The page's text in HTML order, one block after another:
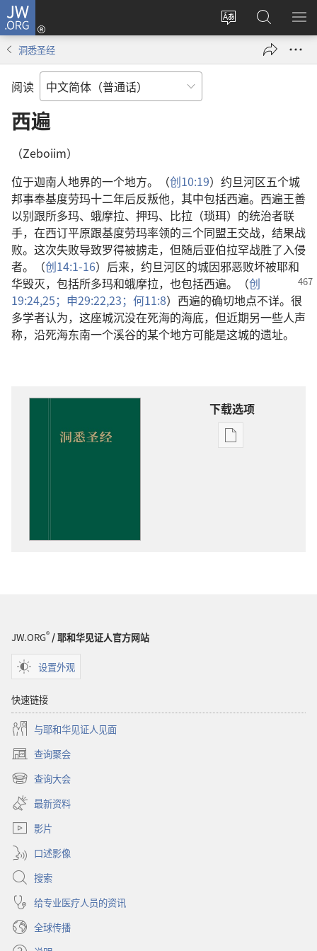
JW.ORG
更
登
录
（打
搜
索
JW.ORG
显
洞悉圣经
阅读
西遍
（Zeboiim）
位于迦南人地界的一个地方。（创10:19）约旦河区五个城
邦事奉基度劳玛十二年后反叛他，其中包括西遍。西遍王善
以别跟所多玛、蛾摩拉、押玛、比拉（琐珥）的统治者联
手，在西订平原跟基度劳玛率领的三个同盟王交战，结果战
败。这次失败导致罗得被掳走，但随后亚伯拉罕战胜了入侵
者。（创14:1-16）后来，约旦河区的城因邪恶败坏被耶和
华毁灭，包括所多玛和蛾摩拉，也包括西遍。（创
19:24,25； 申29:22,23； 何11:8）西遍的确切地点不详。很
多学者认为，这座城沉没在死海的海底，但近期另一些人声
称，沿死海东南一个溪谷的某个地方可能是这城的遗址。
下载选项
出
JW.ORG®/ 耶和华见证人官方网站
设置外观
快速链接
与耶和华见证人见面
查询聚会
（打
开
新
窗
口）
查询大会
（打
开
新
窗
最新资料
影片
口述影像
搜索
给专业医疗人员的资讯
全球传播